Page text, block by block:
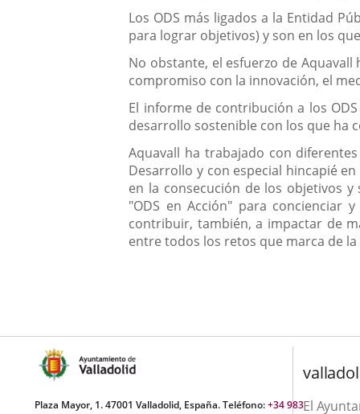
Los ODS más ligados a la Entidad
para lograr objetivos) y son en los
No obstante, el esfuerzo de
compromiso con la innovación, el
El informe de contribución a los
desarrollo sostenible con los que ha
Aquavall ha trabajado con
Desarrollo y con especial hincapié
en la consecución de los objetivos
"ODS en Acción" para concienciar
contribuir, también, a impactar de
entre todos los retos que marca de la
Plaza Mayor, 1. 47001 Valladolid, España. Teléfono:+34 983El